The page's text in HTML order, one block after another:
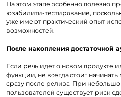
На этом этапе особенно полезно
юзабилити-тестирование,
уже имеют практический опыт
возможностей.
После накопления достаточной
Если речь идет о новом продукте
функции, не всегда стоит
сразу после релиза. При
пользователей существует риск